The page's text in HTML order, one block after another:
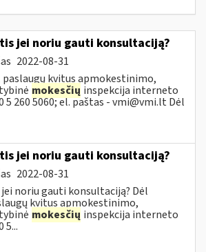
jei noriu gauti konsultaciją?
2022-08-31
paslaugų kvitus apmokestinimo,
mokesčių inspekcija interneto
260 5060; el. paštas -vmi@vmi.ltDėl
jei noriu gauti konsultaciją?
2022-08-31
noriu gauti konsultaciją? Dėl
kvitus apmokestinimo,
mokesčių inspekcija interneto
5...